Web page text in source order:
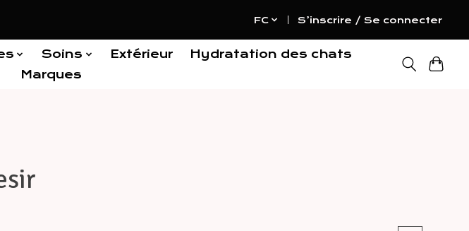
FC S’inscrire / Se connecter
Soins Extérieur
Hydratation des chats
Marques